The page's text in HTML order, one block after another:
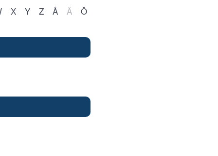
X Y Z Å Ä Ö